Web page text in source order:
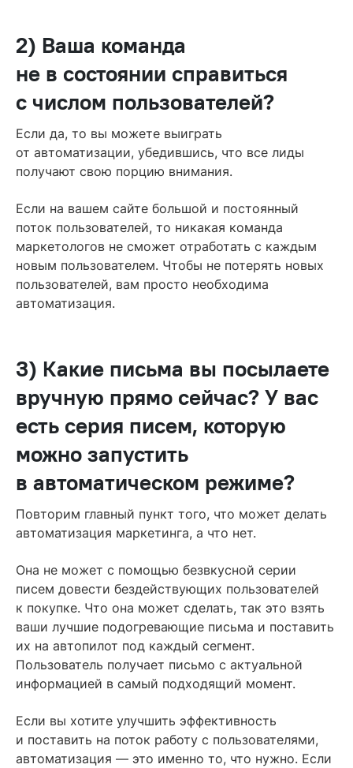
2) Ваша команда
не в состоянии справиться
с числом пользователей?
Если да, то вы можете выиграть
от автоматизации, убедившись, что все лиды
получают свою порцию внимания.
Если на вашем сайте большой и постоянный
поток пользователей, то никакая команда
маркетологов не сможет отработать с каждым
новым пользователем. Чтобы не потерять новых
пользователей, вам просто необходима
автоматизация.
3) Какие письма вы посылаете
вручную прямо сейчас? У вас
есть серия писем, которую
можно запустить
в автоматическом режиме?
Повторим главный пункт того, что может делать
автоматизация маркетинга, а что нет.
Она не может с помощью безвкусной серии
писем довести бездействующих пользователей
к покупке. Что она может сделать, так это взять
ваши лучшие подогревающие письма и поставить
их на автопилот под каждый сегмент.
Пользователь получает письмо с актуальной
информацией в самый подходящий момент.
Если вы хотите улучшить эффективность
и поставить на поток работу с пользователями,
автоматизация — это именно то, что нужно. Если